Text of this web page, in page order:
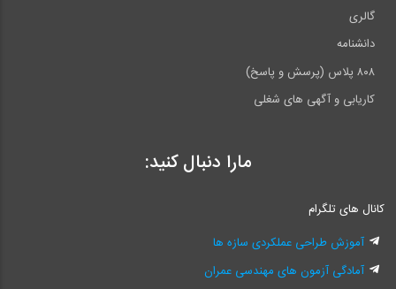
گالری
دانشنامه
۸۰۸ پلاس (پرسش و پاسخ)
کاریابی و آگهی های شغلی
مارا دنبال کنید:
کانال های تلگرام
آموزش طراحی عملکردی سازه ها
آمادگی آزمون های مهندسی عمران